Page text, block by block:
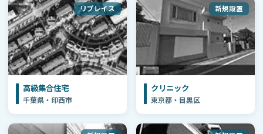
リプレイス
高級集合住宅
千葉県・印西市
新規設置
クリニック
東京都・目黒区